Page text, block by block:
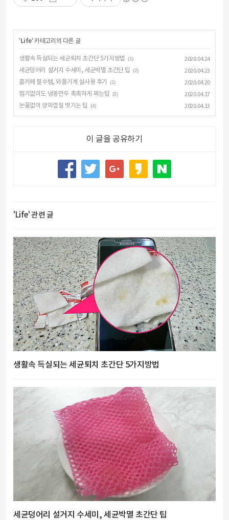
' Life' 카테고리의 다른 글
생활속 득실되는 세균퇴치 초간단 5가지방법 (1)
2020.04.24
세균덩어리 설거지 수세미, 세균박멸 초간단 팁
(2)
2020.04.23
홈카페 필수템, 와플기계 실사용 후기
(1)
2020.04.20
찜기없이도 냉동만두 촉촉하게 찌는팁
(3)
2020.04.17
눈물없이 양파껍질 벗기는 팁
(4) 2020.04.13
이 글을 공유하기
'Life' 관련 글
생활속 득실되는 세균퇴치 초간단 5가지방법
세균덩어리 설거지 수세미, 세균박멸 초간단 팁